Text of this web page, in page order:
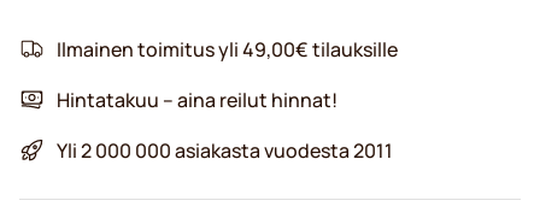
Ilmainen toimitus yli 49,00€ tilauksille
Hintatakuu – aina reilut hinnat!
Yli 2 000 000 asiakasta vuodesta 2011